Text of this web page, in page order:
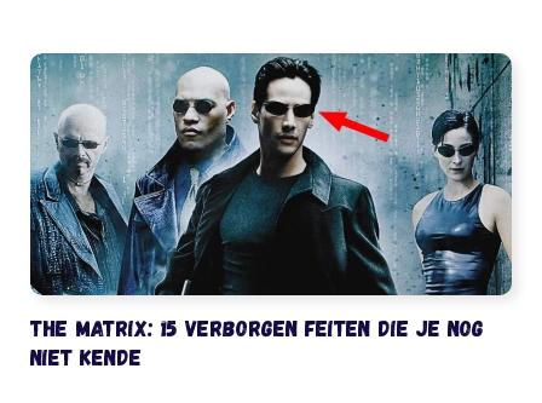
The Matrix: 15 verborgen feiten die je nog
niet kende